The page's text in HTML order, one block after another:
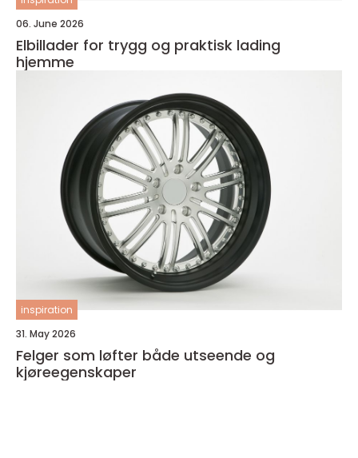
06. June 2026
Elbillader for trygg og praktisk lading
hjemme
inspiration
31. May 2026
Felger som løfter både utseende og
kjøreegenskaper